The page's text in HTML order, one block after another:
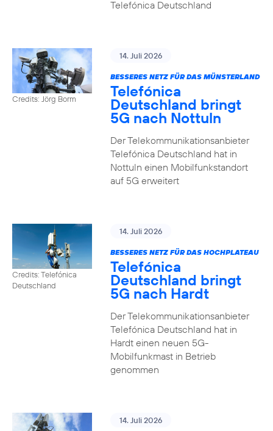
Telefónica Deutschland
Credits: Jörg Borm
14. Juli 2026
BESSERES NETZ FÜR DAS MÜNSTERLAND
Telefónica
Deutschland bringt
5G nach Nottuln
Der Telekommunikationsanbieter
Telefónica Deutschland hat in
Nottuln einen Mobilfunkstandort
auf 5G erweitert
Credits: Telefónica
Deutschland
14. Juli 2026
BESSERES NETZ FÜR DAS HOCHPLATEAU
Telefónica
Deutschland bringt
5G nach Hardt
Der Telekommunikationsanbieter
Telefónica Deutschland hat in
Hardt einen neuen 5G-
Mobilfunkmast in Betrieb
genommen
14. Juli 2026